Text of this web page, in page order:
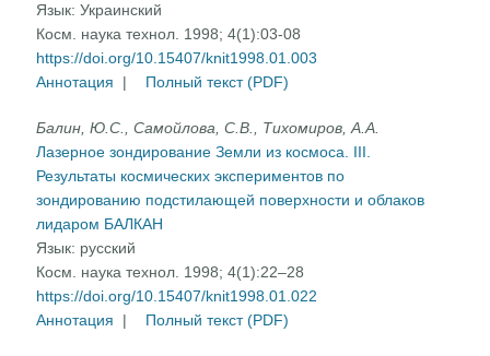
Язык:Украинский
Косм. наука технол. 1998; 4(1):03-08
https://doi.org/10.15407/knit1998.01.003
Аннотация
| Полный текст (PDF)
Балин, Ю.С., Самойлова, С.В., Тихомиров, А.А.
Лазерное зондирование Земли из космоса. III.
Результаты космических экспериментов по
зондированию подстилающей поверхности и облаков
лидаром БАЛКАН
Язык: русский
Косм. наука технол. 1998; 4(1):22–28
https://doi.org/10.15407/knit1998.01.022
Аннотация
| Полный текст (PDF)